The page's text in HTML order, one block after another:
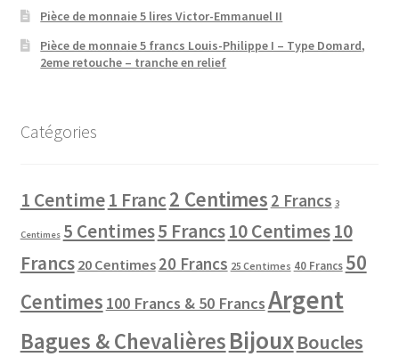
Pièce de monnaie 5 lires Victor-Emmanuel II
Pièce de monnaie 5 francs Louis-Philippe I – Type Domard,
2eme retouche – tranche en relief
Catégories
1 Centime1 Franc2 Centimes 2 Francs 3
Centimes 5 Centimes5 Francs10 Centimes10
Francs 20 Centimes 20 Francs 25 Centimes 40 Francs 50
Centimes 100 Francs & 50 FrancsArgent
Bagues & ChevalièresBijouxBoucles